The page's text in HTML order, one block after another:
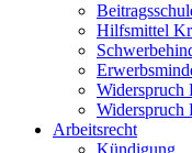
Hilfsmittel
Widerspruch
Widerspruch
Arbeitsrecht
Kündigung